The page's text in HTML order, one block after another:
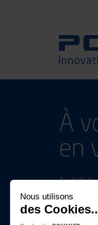
Nous utilisons
des
À
en
Au-delà
leurs
comme